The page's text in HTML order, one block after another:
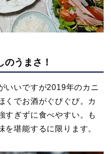
うまさ！
いいですが2019年のカニ
くでお酒がぐびぐび。カ
すぎずに食べやすい。も
を堪能するに限ります。